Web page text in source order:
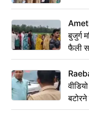
बुजुर्ग
फैली